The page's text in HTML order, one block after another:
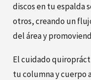
discos en tu espalda
otros, creando un
del área y
El cuidado
tu columna y cuerpo